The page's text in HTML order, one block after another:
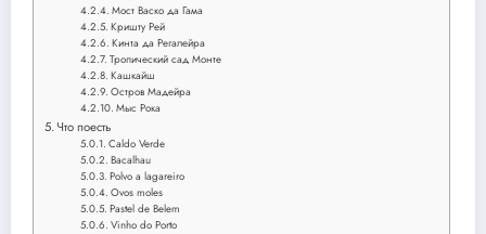
Мост Васко да Гама
Кришту Рей
Кинта да Регалейра
Тропический сад Монте
Кашкайш
Остров Мадейра
Мыс Рока
Что поесть
Caldo Verde
Bacalhau
Polvo a lagareiro
Ovos moles
Pastel de Belem
Vinho do Porto